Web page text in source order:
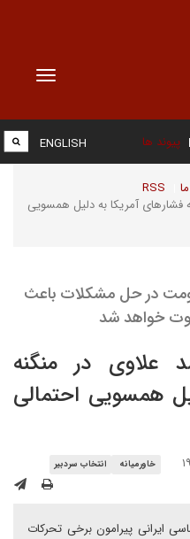
Toggle
پیوند ها
RSS
ENGLISH
آمریکا به دلیل همسویی
در حل مشکلات باعث
خواهد شد
در منگنه
همسویی احتمالی
خاورمیانه انتخاب سردبیر
ایرانی پیرامون برخی تحرکات